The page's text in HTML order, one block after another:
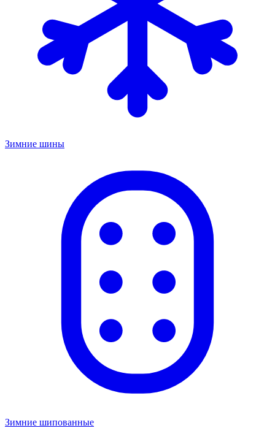
Зимние шины
Зимние шипованные